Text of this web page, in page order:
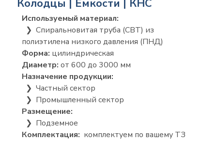
Колодцы | Емкости | КНС
Используемый материал:
❯ Спиральновитая труба (СВТ) из
полиэтилена низкого давления (ПНД)
Форма: цилиндрическая
Диаметр: от 600 до 3000 мм
Назначение продукции:
❯ Частный сектор
❯ Промышленный сектор
Размещение:
❯ Подземное
Комплектация: комплектуем по вашему ТЗ